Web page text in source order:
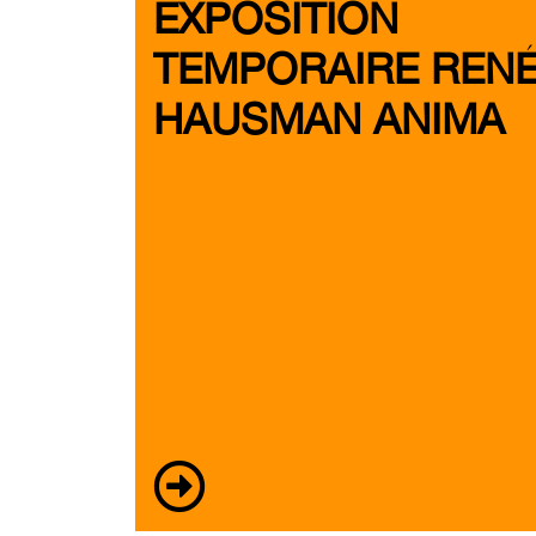
EXPOSITION
TEMPORAIRE
HAUSMAN ANIMA